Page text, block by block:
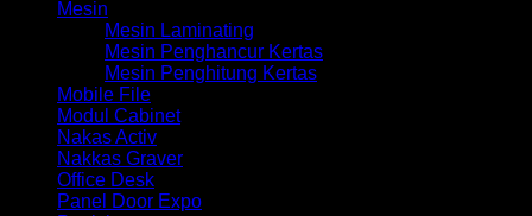
Mesin
Mesin Laminating
Mesin Penghancur Kertas
Mesin Penghitung Kertas
Mobile File
Modul Cabinet
Nakas Activ
Nakkas Graver
Office Desk
Panel Door Expo